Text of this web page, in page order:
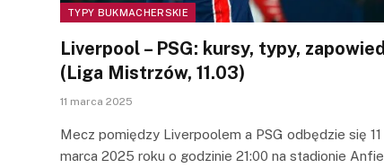
TYPY BUKMACHERSKIE
Liverpool – PSG: kursy, typy,
(Liga Mistrzów, 11.03)
11 marca 2025
Mecz pomiędzy Liverpoolem a PSG odbędzie się 11
marca 2025 roku o godzinie 21:00 na stadionie